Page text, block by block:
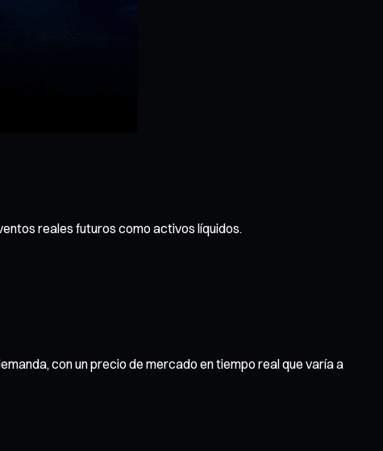
reales futuros como activos líquidos.
con un precio de mercado en tiempo real que varía a